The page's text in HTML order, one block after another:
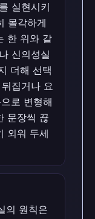
실현시키
몰각하게
한 위와 같
신의성실
더해 선택
집거나 요
로 변형해
문장씩 끊
외워 두세
의 원칙은